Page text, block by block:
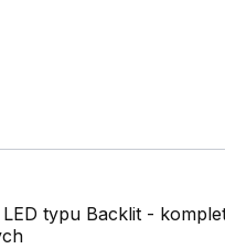
typu Backlit -